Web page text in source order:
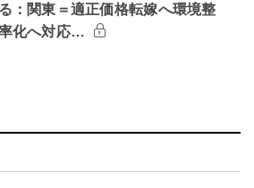
：関東＝適正価格転嫁へ環境整
化へ対応…